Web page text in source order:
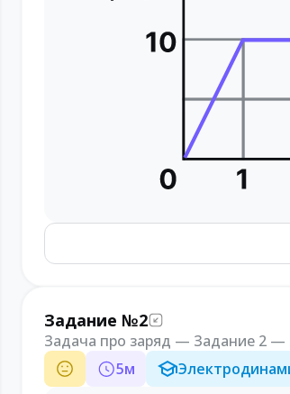
Задание №2
Задача про заряд — Задание 2
5м